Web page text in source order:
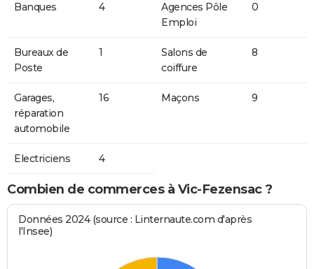
Banques 4
Agences Pôle
Emploi
0
Bureaux de
Poste
1
Salons de
coiffure
8
Garages,
réparation
automobile
16 Maçons 9
Electriciens 4
Combien de commerces à Vic-Fezensac ?
Données 2024 (source : Linternaute.com d'après
l'Insee)